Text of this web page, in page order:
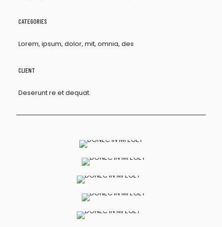
CATEGORIES
Lorem, ipsum, dolor, mit, omnia, des
CLIENT
Deserunt re et dequat.